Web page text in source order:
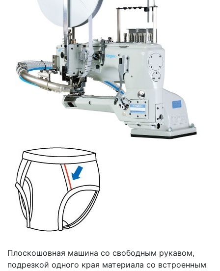
Плоскошовная машина со свободным рукавом,
подрезкой одного края материала со встроенным